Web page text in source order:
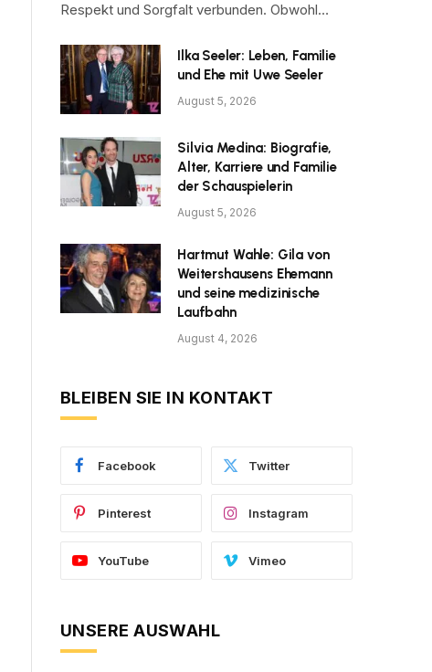
Respekt und Sorgfalt verbunden. Obwohl…
Ilka Seeler: Leben, Familie
und Ehe mit Uwe Seeler
August 5, 2026
Silvia Medina: Biografie,
Alter, Karriere und Familie
der Schauspielerin
August 5, 2026
Hartmut Wahle: Gila von
Weitershausens Ehemann
und seine medizinische
Laufbahn
August 4, 2026
BLEIBEN SIE IN KONTAKT
Facebook Twitter
Pinterest Instagram
YouTube Vimeo
UNSERE AUSWAHL